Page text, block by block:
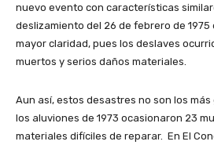
nuevo evento con características
deslizamiento del 26 de febrero de
mayor claridad, pues los deslaves
muertos y serios daños materiales.
Aun así, estos desastres no son los más
los aluviones de 1973 ocasionaron 23
materiales difíciles de reparar. En El